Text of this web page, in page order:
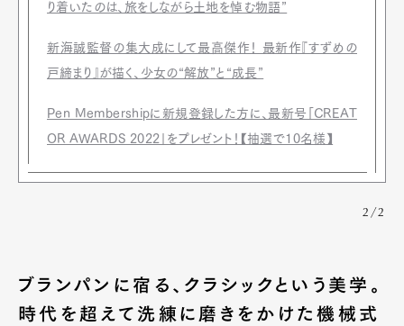
り着いたのは、旅をしながら土地を悼む物語”
新海誠監督の集大成にして最高傑作！ 最新作『すずめの
戸締まり』が描く、少女の“解放”と“成長”
Pen Membershipに新規登録した方に、最新号「CREAT
OR AWARDS 2022」をプレゼント！【抽選で10名様】
2/2
ブランパンに宿る、クラシックという美学。
時代を超えて洗練に磨きをかけた機械式